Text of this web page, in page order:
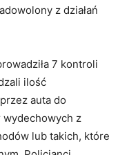
z działań
7 kontroli
ilość
auta do
wydechowych z
lub takich, które